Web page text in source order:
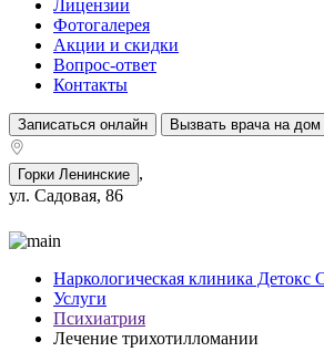
Лицензии
Фотогалерея
Акции и скидки
Вопрос-ответ
Контакты
Записаться онлайн Вызвать врача на дом
Горки Ленинские ,
ул. Садовая, 86
Наркологическая клиника Детокс
Услуги
Психиатрия
Лечение трихотилломании